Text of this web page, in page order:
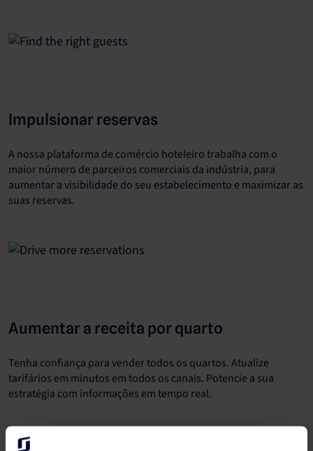
Impulsionar reservas
A nossa plataforma de comércio hoteleiro trabalha com o
maior número de parceiros comerciais da indústria, para
aumentar a visibilidade do seu estabelecimento e maximizar as
suas reservas.
Aumentar a receita por quarto
Tenha confiança para vender todos os quartos. Atualize
tarifários em minutos em todos os canais. Potencie a sua
estratégia com informações em tempo real.